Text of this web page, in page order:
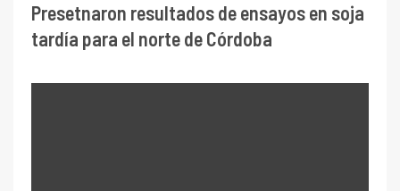
Presetnaron resultados de ensayos en soja
tardía para el norte de Córdoba